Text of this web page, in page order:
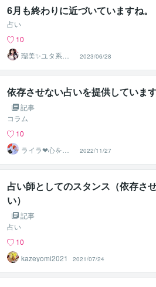
6月も終わりに近づいていますね。
占い
10
瑠美✨ユタ系末
裔♡縁結び占い
♡幸せ研究所
2023/06/28
依存させない占いを提供しています
記事
コラム
10
ライラ❤︎心を結
ぶタロット
2022/11/27
占い師としてのスタンス（依存さ
い）
記事
占い
10
kazeyomi2021
2021/07/24